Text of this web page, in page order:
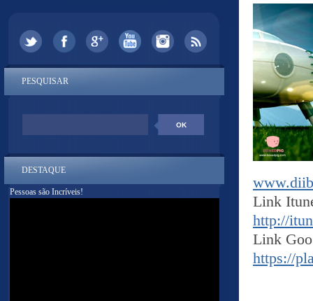
Link
http://
Link
https://
PESQUISAR
DESTAQUE
Pessoas são Incríveis!